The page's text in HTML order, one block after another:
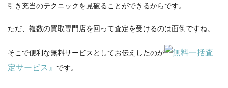
引き充当のテクニックを見破ることができるからです。
ただ、複数の買取専門店を回って査定を受けるのは面倒ですね。
そこで便利な無料サービスとしてお伝えしたのが『無料一括査
定サービス』 です。